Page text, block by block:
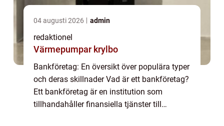
04 augusti 2026 admin
redaktionel
Värmepumpar krylbo
Bankföretag: En översikt över populära typer
och deras skillnader Vad är ett bankföretag?
Ett bankföretag är en institution som
tillhandahåller finansiella tjänster till